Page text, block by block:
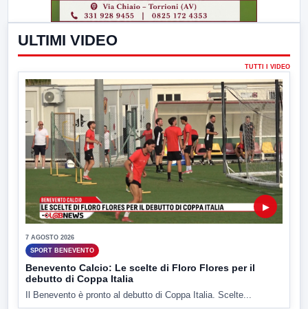
ULTIMI VIDEO
TUTTI I VIDEO
▶
7 AGOSTO 2026
SPORT BENEVENTO
Benevento Calcio: Le scelte di Floro Flores per il
debutto di Coppa Italia
Il Benevento è pronto al debutto di Coppa Italia. Scelte...